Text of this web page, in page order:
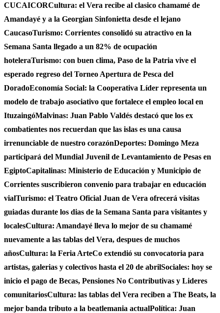
CUCAICORCultura: el Vera recibe al clasico chamamé de
Amandayé y a la Georgian Sinfonietta desde el lejano
CaucasoTurismo: Corrientes consolidó su atractivo en la
Semana Santa llegado a un 82% de ocupación
hoteleraTurismo: con buen clima, Paso de la Patria vive el
esperado regreso del Torneo Apertura de Pesca del
DoradoEconomía Social: la Cooperativa Líder representa un
modelo de trabajo asociativo que fortalece el empleo local en
ItuzaingóMalvinas: Juan Pablo Valdés destacó que los ex
combatientes nos recuerdan que las islas es una causa
irrenunciable de nuestro corazónDeportes: Domingo Meza
participará del Mundial Juvenil de Levantamiento de Pesas en
EgiptoCapitalinas: Ministerio de Educación y Municipio de
Corrientes suscribieron convenio para trabajar en educación
vialTurismo: el Teatro Oficial Juan de Vera ofrecerá visitas
guiadas durante los dias de la Semana Santa para visitantes y
localesCultura: Amandayé lleva lo mejor de su chamamé
nuevamente a las tablas del Vera, despues de muchos
añosCultura: la Feria ArteCo extendió su convocatoria para
artistas, galerias y colectivos hasta el 20 de abrilSociales: hoy se
inicio el pago de Becas, Pensiones No Contributivas y Lideres
comunitariosCultura: las tablas del Vera reciben a The Beats, la
mejor banda tributo a la beatlemania actualPolítica: Juan